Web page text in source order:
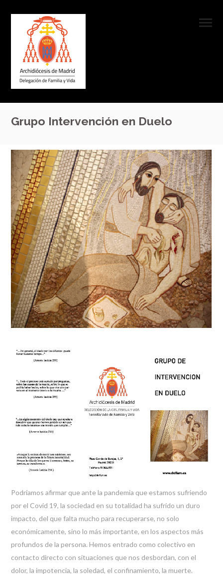
Grupo Intervención en Duelo
Podríamos afirmar que ante la pandemia que estamos sufriendo
por el Covid 19, la sociedad en su totalidad ha sufrido un duro
impacto, del que falta mucho para recuperarse, no solo
económicamente, sino lo más importante, en los aspectos más
profundos de la persona. Hemos entrado como colectivo en
contacto directo con situaciones que nos desbordan, con el
dolor, la impotencia, la soledad, el confinamiento, la muerte.